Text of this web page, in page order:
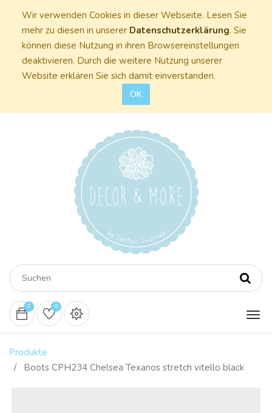
Wir verwenden Cookies in dieser Webseite. Lesen Sie
mehr zu diesen in unserer Datenschutzerklärung. Sie
können diese Nutzung in ihren Browsereinstellungen
deaktivieren. Durch die weitere Nutzung unserer
Website erklären Sie sich damit einverstanden.
OK
0 0
Produkte
Boots CPH234 Chelsea Texanos stretch vitello black